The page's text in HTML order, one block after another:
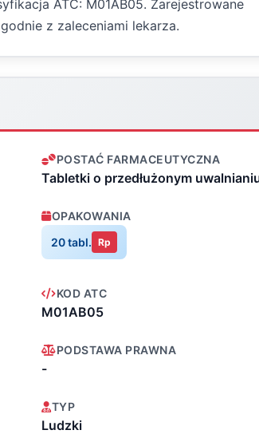
ATC: M01AB05. Zarejestrowane
z zaleceniami lekarza.
POSTAĆ FARMACEUTYCZNA
Tabletki o przedłużonym
OPAKOWANIA
20 tabl. Rp
KOD ATC
M01AB05
PODSTAWA PRAWNA
-
TYP
Ludzki